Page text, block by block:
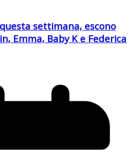
settimana, escono
Emma, Baby K e Federica